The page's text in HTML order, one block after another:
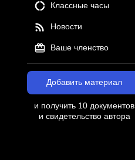
Классные часы
Новости
Ваше членство
Добавить материал
и получить 10 документов
и свидетельство автора